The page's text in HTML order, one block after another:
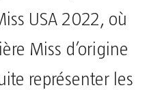
USA 2022, où
Miss d’origine
représenter les